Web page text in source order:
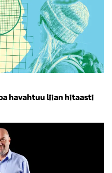
havahtuu liian hitaasti